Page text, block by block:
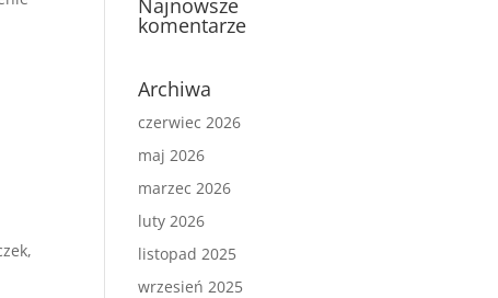
Najnowsze
komentarze
Archiwa
czerwiec 2026
maj 2026
marzec 2026
luty 2026
listopad 2025
wrzesień 2025